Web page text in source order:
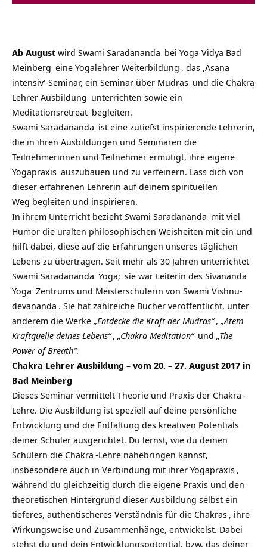
Ab August wird Swami Saradananda bei Yoga Vidya Bad
Meinberg eine Yogalehrer Weiterbildung , das ‚Asana
intensiv‘-Seminar, ein Seminar über Mudras und die Chakra
Lehrer Ausbildung unterrichten sowie ein
Meditationsretreat begleiten.
Swami Saradananda ist eine zutiefst inspirierende Lehrerin,
die in ihren Ausbildungen und Seminaren die
Teilnehmerinnen und Teilnehmer ermutigt, ihre eigene
Yogapraxis auszubauen und zu verfeinern. Lass dich von
dieser erfahrenen Lehrerin auf deinem spirituellen
Weg begleiten und inspirieren.
In ihrem Unterricht bezieht Swami Saradananda mit viel
Humor die uralten philosophischen Weisheiten mit ein und
hilft dabei, diese auf die Erfahrungen unseres täglichen
Lebens zu übertragen. Seit mehr als 30 Jahren unterrichtet
Swami Saradananda Yoga; sie war Leiterin des Sivananda
Yoga Zentrums und Meisterschülerin von Swami Vishnu-
devananda . Sie hat zahlreiche Bücher veröffentlicht, unter
anderem die Werke „Entdecke die Kraft der Mudras“ , „Atem
Kraftquelle deines Lebens“ , „Chakra Meditation“ und „The
Power of Breath“.
Chakra Lehrer Ausbildung – vom 20. – 27. August 2017 in
Bad Meinberg
Dieses Seminar vermittelt Theorie und Praxis der Chakra -
Lehre. Die Ausbildung ist speziell auf deine persönliche
Entwicklung und die Entfaltung des kreativen Potentials
deiner Schüler ausgerichtet. Du lernst, wie du deinen
Schülern die Chakra -Lehre nahebringen kannst,
insbesondere auch in Verbindung mit ihrer Yogapraxis ,
während du gleichzeitig durch die eigene Praxis und den
theoretischen Hintergrund dieser Ausbildung selbst ein
tieferes, authentischeres Verständnis für die Chakras , ihre
Wirkungsweise und Zusammenhänge, entwickelst. Dabei
stehst du und dein Entwicklungspotential, bzw. das deiner